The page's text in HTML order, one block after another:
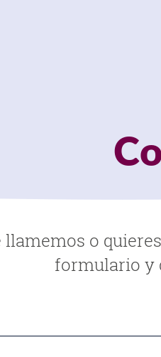
llamemos o
formulario y